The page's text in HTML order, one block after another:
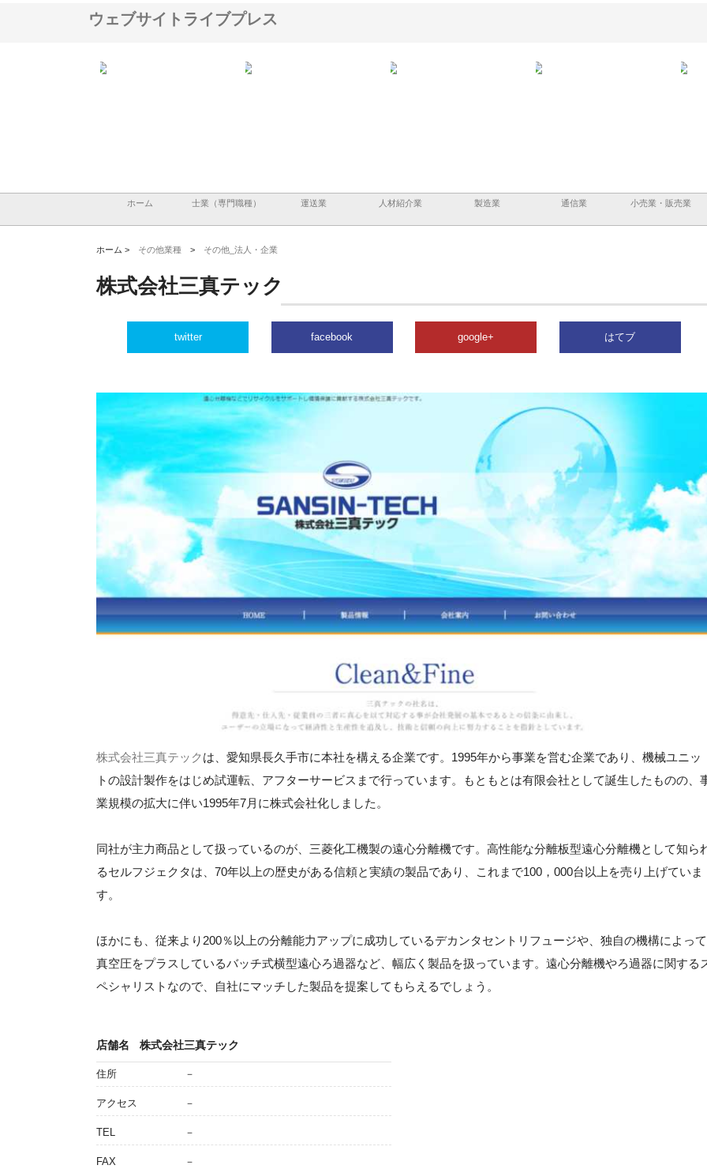
ウェブサイトライブプレス
ホーム 士業（専門職種） 運送業 人材紹介業 製造業 通信業 小売業・販売業
ホーム > その他業種 > その他_法人・企業
株式会社三真テック
twitter facebook google+ はてブ
株式会社三真テック は、愛知県長久手市に本社を構える企業です。1995年から事業を営む企業であり、機械ユニッ
トの設計製作をはじめ試運転、アフターサービスまで行っています。もともとは有限会社として誕生したものの、
業規模の拡大に伴い1995年7月に株式会社化しました。
同社が主力商品として扱っているのが、三菱化工機製の遠心分離機です。高性能な分離板型遠心分離機として知ら
るセルフジェクタは、70年以上の歴史がある信頼と実績の製品であり、これまで100，000台以上を売り上げていま
す。
ほかにも、従来より200％以上の分離能力アップに成功しているデカンタセントリフュージや、独自の機構によって
真空圧をプラスしているバッチ式横型遠心ろ過器など、幅広く製品を扱っています。遠心分離機やろ過器に関する
ペシャリストなので、自社にマッチした製品を提案してもらえるでしょう。
店舗名 株式会社三真テック
住所 －
アクセス －
TEL －
FAX －